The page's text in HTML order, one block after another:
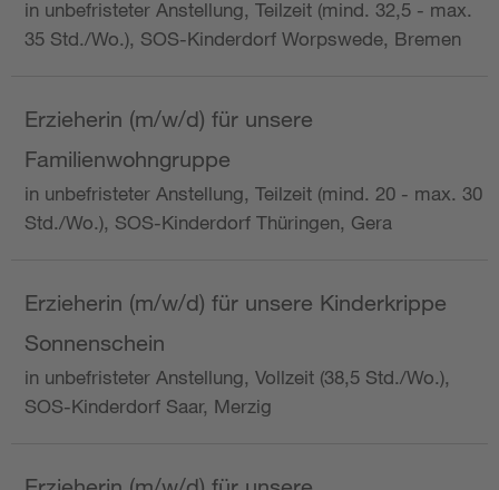
in unbefristeter Anstellung, Teilzeit (mind. 32,5 - max.
35 Std./Wo.), SOS-Kinderdorf Worpswede, Bremen
Erzieherin (m/w/d) für unsere
Familienwohngruppe
in unbefristeter Anstellung, Teilzeit (mind. 20 - max. 30
Std./Wo.), SOS-Kinderdorf Thüringen, Gera
Erzieherin (m/w/d) für unsere Kinderkrippe
Sonnenschein
in unbefristeter Anstellung, Vollzeit (38,5 Std./Wo.),
SOS-Kinderdorf Saar, Merzig